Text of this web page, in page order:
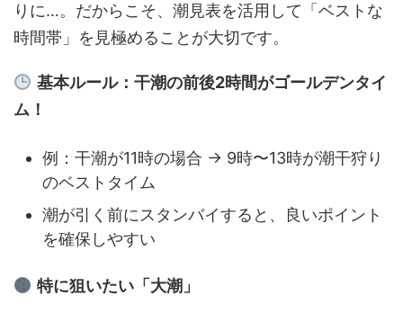
りに…。だからこそ、潮見表を活用して「ベストな
時間帯」を見極めることが大切です。
基本ルール：干潮の前後2時間がゴールデンタイ
ム！
例：干潮が11時の場合 → 9時〜13時が潮干狩り
のベストタイム
潮が引く前にスタンバイすると、良いポイント
を確保しやすい
特に狙いたい「大潮」